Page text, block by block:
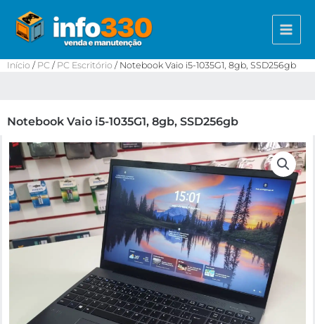
para
Main
Menu
Início / PC / PC Escritório / Notebook Vaio i5-1035G1, 8gb, SSD256gb
Notebook Vaio i5-1035G1, 8gb, SSD256gb